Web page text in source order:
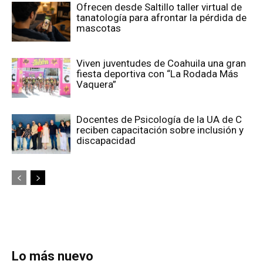
Ofrecen desde Saltillo taller virtual de
tanatología para afrontar la pérdida de
mascotas
Viven juventudes de Coahuila una gran
fiesta deportiva con “La Rodada Más
Vaquera”
Docentes de Psicología de la UA de C
reciben capacitación sobre inclusión y
discapacidad
Lo más nuevo